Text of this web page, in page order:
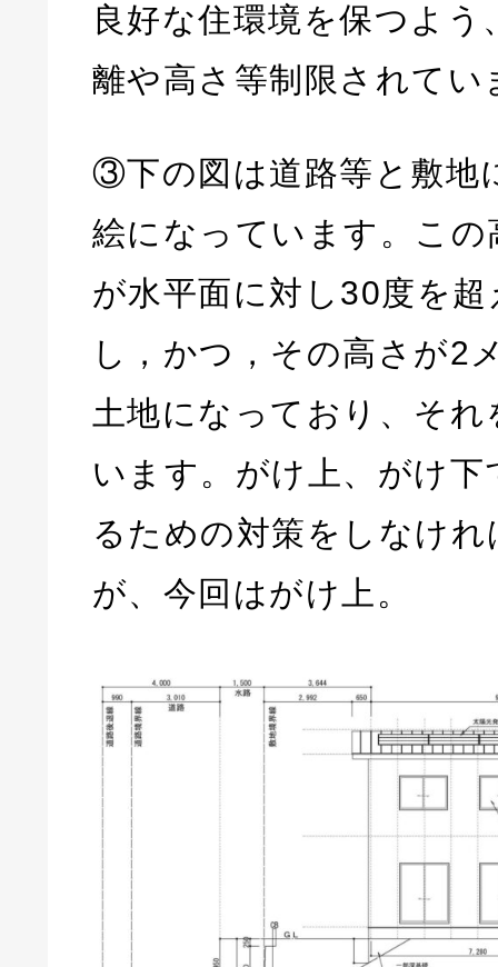
良好な住環境を保つよう
離や高さ等制限されてい
③下の図は道路等と敷地
絵になっています。この
が水平面に対し30度を
し，かつ，その高さが2
土地になっており、そ
います。がけ上、がけ下
るための対策をしなけ
が、今回はがけ上。